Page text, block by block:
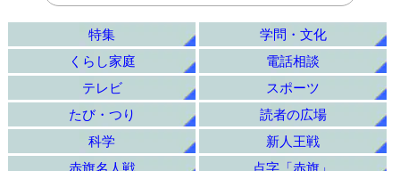
特集
学問・文化
くらし家庭
電話相談
テレビ
スポーツ
たび・つり
読者の広場
科学
新人王戦
赤旗名人戦
点字「赤旗」